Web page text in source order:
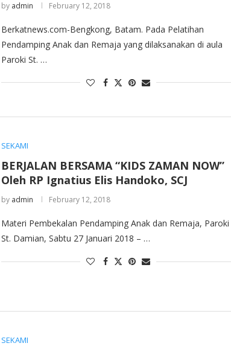
by admin February 12, 2018
Berkatnews.com-Bengkong, Batam. Pada Pelatihan
Pendamping Anak dan Remaja yang dilaksanakan di aula
Paroki St. …
SEKAMI
BERJALAN BERSAMA “KIDS ZAMAN NOW”
Oleh RP Ignatius Elis Handoko, SCJ
by admin February 12, 2018
Materi Pembekalan Pendamping Anak dan Remaja, Paroki
St. Damian, Sabtu 27 Januari 2018 – …
SEKAMI